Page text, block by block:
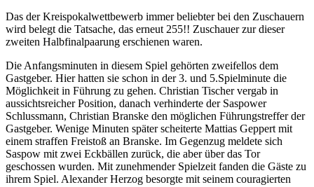
Das der Kreispokalwettbewerb immer beliebter bei den Zuschauern
wird belegt die Tatsache, das erneut 255!! Zuschauer zur dieser
zweiten Halbfinalpaarung erschienen waren.
Die Anfangsminuten in diesem Spiel gehörten zweifellos dem
Gastgeber. Hier hatten sie schon in der 3. und 5.Spielminute die
Möglichkeit in Führung zu gehen. Christian Tischer vergab in
aussichtsreicher Position, danach verhinderte der Saspower
Schlussmann, Christian Branske den möglichen Führungstreffer der
Gastgeber. Wenige Minuten später scheiterte Mattias Geppert mit
einem straffen Freistoß an Branske. Im Gegenzug meldete sich
Saspow mit zwei Eckbällen zurück, die aber über das Tor
geschossen wurden. Mit zunehmender Spielzeit fanden die Gäste zu
ihrem Spiel. Alexander Herzog besorgte mit seinem couragierten